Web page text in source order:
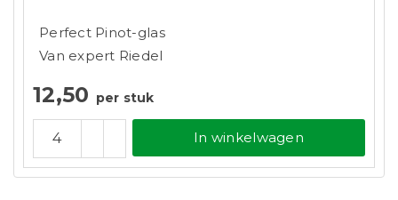
Perfect Pinot-glas
Van expert Riedel
12,50 per stuk
In winkelwagen